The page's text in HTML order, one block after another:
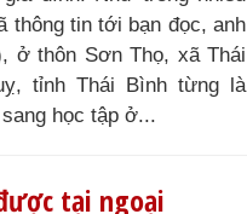
thông tin tới bạn đọc, anh
ở thôn Sơn Thọ, xã Thái
tỉnh Thái Bình từng là
học tập ở...
tại ngoại